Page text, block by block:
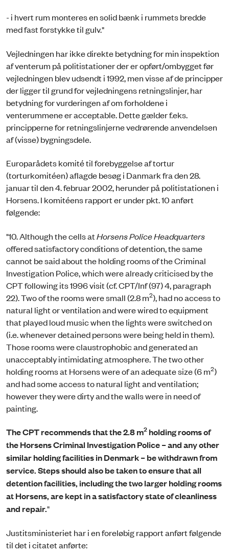
- i hvert rum monteres en solid bænk i rummets bredde
med fast forstykke til gulv."
Vejledningen har ikke direkte betydning for min inspektion
af venterum på politistationer der er opført/ombygget før
vejledningen blev udsendt i 1992, men visse af de principper
der ligger til grund for vejledningens retningslinjer, har
betydning for vurderingen af om forholdene i
venterummene er acceptable. Dette gælder f.eks.
principperne for retningslinjerne vedrørende anvendelsen
af (visse) bygningsdele.
Europarådets komité til forebyggelse af tortur
(torturkomitéen) aflagde besøg i Danmark fra den 28.
januar til den 4. februar 2002, herunder på politistationen i
Horsens. I komitéens rapport er under pkt. 10 anført
følgende:
"10. Although the cells atHorsens Police Headquarters
offered satisfactory conditions of detention, the same
cannot be said about the holding rooms of the Criminal
Investigation Police, which were already criticised by the
CPT following its 1996 visit (cf. CPT/Inf (97) 4, paragraph
22). Two of the rooms were small (2.8 m2), had no access to
natural light or ventilation and were wired to equipment
that played loud music when the lights were switched on
(i.e. whenever detained persons were being held in them).
Those rooms were claustrophobic and generated an
unacceptably intimidating atmosphere. The two other
holding rooms at Horsens were of an adequate size (6 m2)
and had some access to natural light and ventilation;
however they were dirty and the walls were in need of
painting.
The CPT recommends that the 2.8 m2 holding rooms of
the Horsens Criminal Investigation Police – and any other
similar holding facilities in Denmark – be withdrawn from
service. Steps should also be taken to ensure that all
detention facilities, including the two larger holding rooms
at Horsens, are kept in a satisfactory state of cleanliness
and repair."
Justitsministeriet har i en foreløbig rapport anført følgende
til det i citatet anførte: